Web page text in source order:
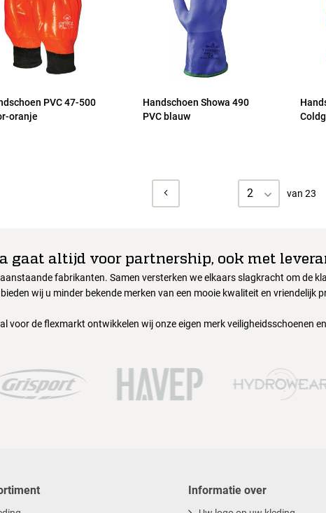
PVC 47-500
oranje
Handschoen Showa 490
PVC blauw
2 van 23
gaat altijd voor partnership, ook met
fabrikanten. Samen versterken we elkaars slagkracht om de
wij u minder bekende merken van een mooie kwaliteit en vriendelijk
voor de flexmarkt ontwikkelen wij onze eigen merk veiligheidsschoenen
Informatie over